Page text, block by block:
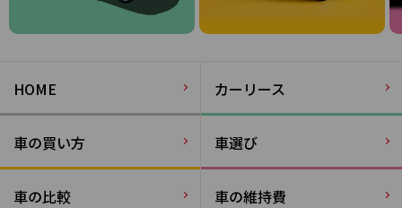
HOME カーリース
車の買い方 車選び
車の比較 車の維持費